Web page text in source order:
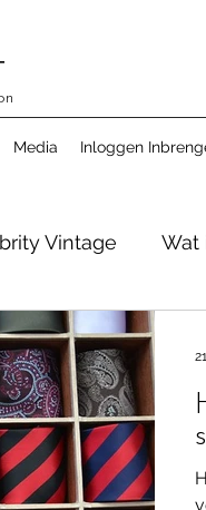
Media Inloggen
Vintage Wat